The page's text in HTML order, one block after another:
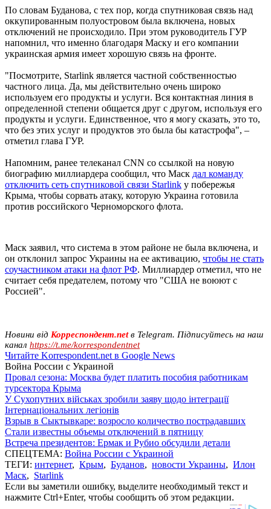
По словам Буданова, с тех пор, когда спутниковая связь над
оккупированным полуостровом была включена, новых
отключений не происходило. При этом руководитель ГУР
напомнил, что именно благодаря Маску и его компании
украинская армия имеет хорошую связь на фронте.
"Посмотрите, Starlink является частной собственностью
частного лица. Да, мы действительно очень широко
используем его продукты и услуги. Вся контактная линия в
определенной степени общается друг с другом, используя его
продукты и услуги. Единственное, что я могу сказать, это то,
что без этих услуг и продуктов это была бы катастрофа", –
отметил глава ГУР.
Напомним, ранее телеканал CNN со ссылкой на новую
биографию миллиардера сообщил, что Маск дал команду
отключить сеть спутниковой связи Starlink у побережья
Крыма, чтобы сорвать атаку, которую Украина готовила
против российского Черноморского флота.
Маск заявил, что система в этом районе не была включена, и
он отклонил запрос Украины на ее активацию, чтобы не стать
соучастником атаки на флот РФ. Миллиардер отметил, что не
считает себя предателем, потому что "США не воюют с
Россией".
Новини від Корреспондент.netв Telegram. Підписуйтесь на наш
канал https://t.me/korrespondentnet
Читайте Korrespondent.net в Google News
Война России с Украиной
Провал сезона: Москва будет платить пособия работникам
турсектора Крыма
У Сухопутних військах зробили заяву щодо інтеграції
Інтернаціональних легіонів
Взрыв в Сыктывкаре: возросло количество пострадавших
Стали известны объемы отключений в пятницу
Встреча президентов: Ермак и Рубио обсудили детали
СПЕЦТЕМА: Война России с Украиной
ТЕГИ: интернет, Крым, Буданов, новости Украины, Илон
Маск, Starlink
Если вы заметили ошибку, выделите необходимый текст и
нажмите Ctrl+Enter, чтобы сообщить об этом редакции.